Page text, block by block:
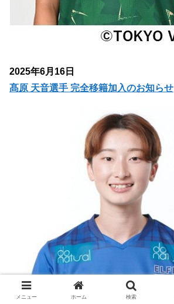
2025年6月16日
髙原 天音選手 完全移籍加入のお知らせ
メニュー ホーム 検索